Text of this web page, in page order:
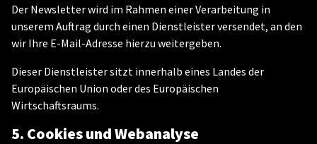
Der Newsletter wird im Rahmen einer Verarbeitung in
unserem Auftrag durch einen Dienstleister versendet, an den
wir Ihre E-Mail-Adresse hierzu weitergeben.
Dieser Dienstleister sitzt innerhalb eines Landes der
Europäischen Union oder des Europäischen
Wirtschaftsraums.
5. Cookies und Webanalyse